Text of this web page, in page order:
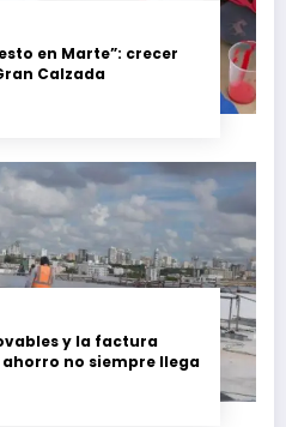
en Marte”: crecer
Calzada
y la factura
no siempre llega